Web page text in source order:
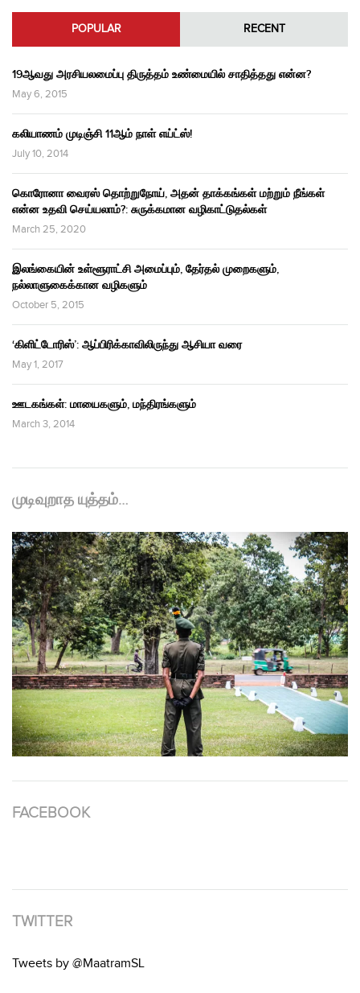
POPULAR RECENT
19ஆவது அரசியலமைப்பு திருத்தம் உண்மையில் சாதித்தது என்ன?
May 6, 2015
கலியாணம் முடிஞ்சி 11ஆம் நாள் எய்ட்ஸ்!
July 10, 2014
கொரோனா வைரஸ் தொற்றுநோய், அதன் தாக்கங்கள் மற்றும் நீங்கள்
என்ன உதவி செய்யலாம்?: சுருக்கமான வழிகாட்டுதல்கள்
March 25, 2020
இலங்கையின் உள்ளூராட்சி அமைப்பும், தேர்தல் முறைகளும்,
நல்லாளுகைக்கான வழிகளும்
October 5, 2015
‘கிளிட்டோரிஸ்’: ஆப்பிரிக்காவிலிருந்து ஆசியா வரை
May 1, 2017
ஊடகங்கள்: மாயைகளும், மந்திரங்களும்
March 3, 2014
முடிவுறாத யுத்தம்…
FACEBOOK
TWITTER
Tweets by @MaatramSL